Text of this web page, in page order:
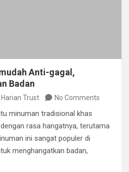
Anti-gagal,
Badan
Harian Trust No Comments
minuman tradisional khas
rasa hangatnya, terutama
ini sangat populer di
menghangatkan badan,